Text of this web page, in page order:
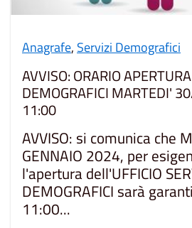
Anagrafe, Servizi Demografici
AVVISO: ORARIO
DEMOGRAFICI MARTEDI'
11:00
AVVISO: si comunica che
GENNAIO 2024, per
l'apertura dell'UFFICIO
DEMOGRAFICI sarà
11:00...